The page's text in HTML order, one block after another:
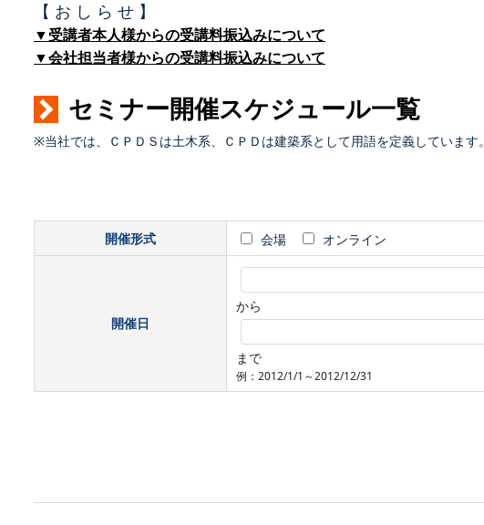
【 お し ら せ 】
▼受講者本人様からの受講料振込みについて
▼会社担当者様からの受講料振込みについて
セミナー開催スケジュール一覧
※当社では、ＣＰＤＳは土木系、ＣＰＤは建築系として用語を定義しています。
開催形式 会場 オンライン
開催日
から
まで
例：2012/1/1～2012/12/31